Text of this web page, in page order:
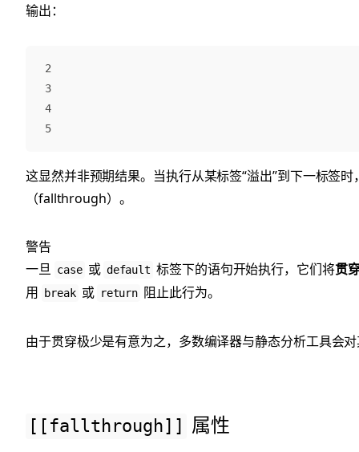
输出：
2
3
4
5
这显然并非预期结果。当执行从某标签“溢出”到下一标签时
（fallthrough）。
警告
一旦 case 或 default 标签下的语句开始执行，它们将贯
用
break 或 return 阻止此行为。
由于贯穿极少是有意为之，多数编译器与静态分析工具会
[[fallthrough]] 属性